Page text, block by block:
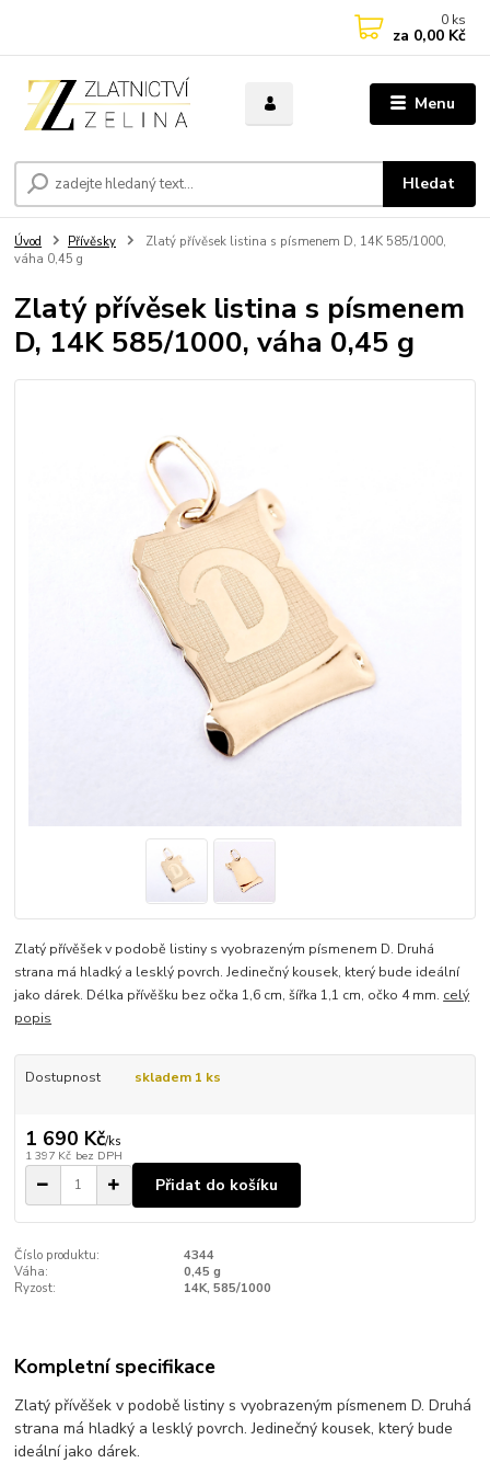
Menu
Hledat
0 ks
za 0,00 Kč
Úvod Přívěsky
Zlatý přívěsek listina s písmenem D, 14K 585/1000,
váha 0,45 g
Zlatý přívěsek listina s písmenem
D, 14K 585/1000, váha 0,45 g
Zlatý přívěšek v podobě listiny s vyobrazeným písmenem D. Druhá
strana má hladký a lesklý povrch. Jedinečný kousek, který bude ideální
jako dárek. Délka přívěšku bez očka 1,6 cm, šířka 1,1 cm, očko 4 mm. celý
popis
Dostupnost skladem 1 ks
1 690 Kč/ks
1 397 Kč bez DPH
Přidat do košíku
Číslo produktu:
4344
Váha:
0,45 g
Ryzost:
14K, 585/1000
Kompletní specifikace
Zlatý přívěšek v podobě listiny s vyobrazeným písmenem D. Druhá
strana má hladký a lesklý povrch. Jedinečný kousek, který bude
ideální jako dárek.